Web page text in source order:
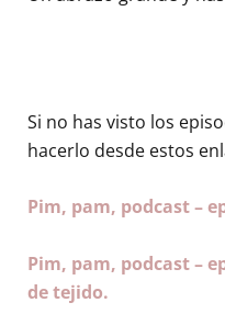
Si no has visto los
hacerlo desde estos
Pim, pam, podcast –
Pim, pam, podcast –
de tejido.